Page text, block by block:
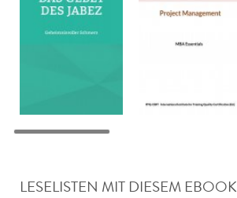
LESELISTEN MIT DIESEM EBOOK